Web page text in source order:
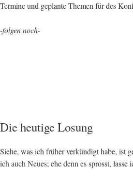
Termine und geplante Themen für des
-folgen noch-
Die heutige Losung
Siehe, was ich früher verkündigt habe, ist
ich auch Neues; ehe denn es sprosst, lasse